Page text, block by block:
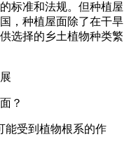
标准和法规。但种植屋
，种植屋面除了在干旱
选择的乡土植物种类繁
？
能受到植物根系的作